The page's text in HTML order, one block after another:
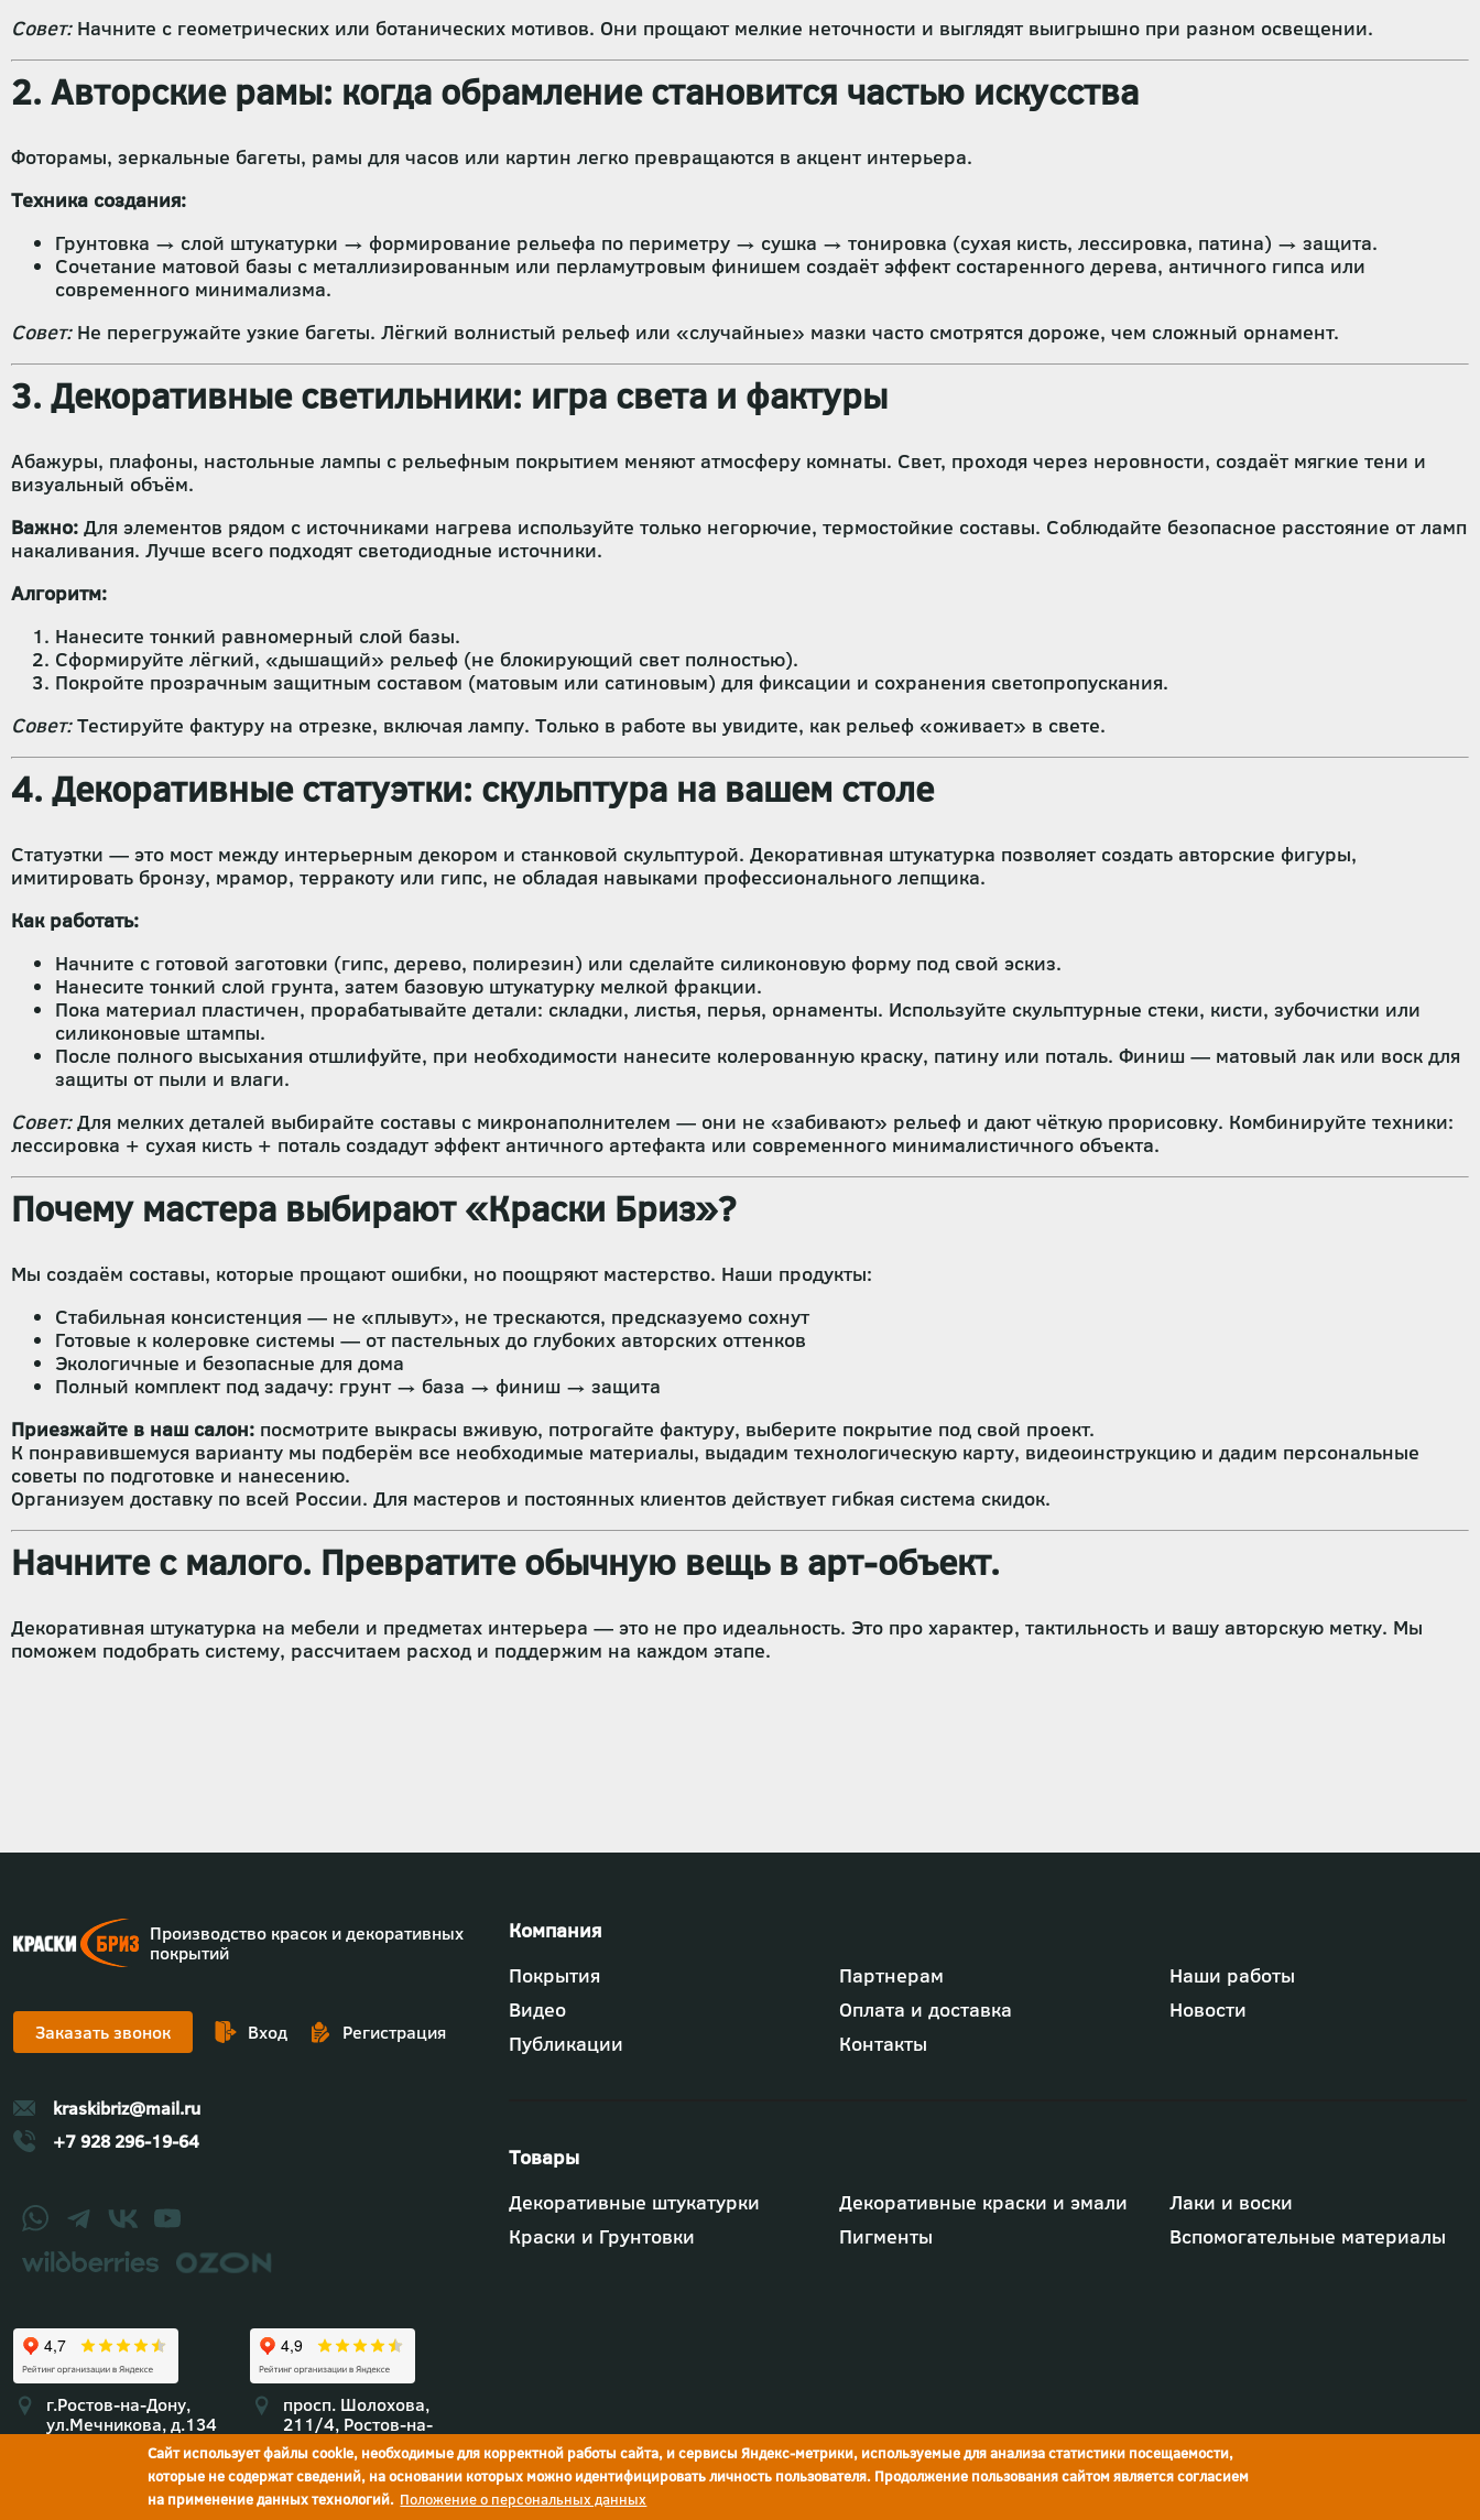
Совет:Начните с геометрических или ботанических мотивов. Они прощают мелкие неточности и выглядят выигрышно при разном освещении.
2. Авторские рамы: когда обрамление становится частью искусства
Фоторамы, зеркальные багеты, рамы для часов или картин легко превращаются в акцент интерьера.
Техника создания:
Грунтовка → слой штукатурки → формирование рельефа по периметру → сушка → тонировка (сухая кисть, лессировка, патина) → защита.
Сочетание матовой базы с металлизированным или перламутровым финишем создаёт эффект состаренного дерева, античного гипса или
современного минимализма.
Совет:Не перегружайте узкие багеты. Лёгкий волнистый рельеф или «случайные» мазки часто смотрятся дороже, чем сложный орнамент.
3. Декоративные светильники: игра света и фактуры
Абажуры, плафоны, настольные лампы с рельефным покрытием меняют атмосферу комнаты. Свет, проходя через неровности, создаёт мягкие тени и
визуальный объём.
Важно: Для элементов рядом с источниками нагрева используйте только негорючие, термостойкие составы. Соблюдайте безопасное расстояние от ламп
накаливания. Лучше всего подходят светодиодные источники.
Алгоритм:
Нанесите тонкий равномерный слой базы.
Сформируйте лёгкий, «дышащий» рельеф (не блокирующий свет полностью).
Покройте прозрачным защитным составом (матовым или сатиновым) для фиксации и сохранения светопропускания.
Совет:Тестируйте фактуру на отрезке, включая лампу. Только в работе вы увидите, как рельеф «оживает» в свете.
4. Декоративные статуэтки: скульптура на вашем столе
Статуэтки — это мост между интерьерным декором и станковой скульптурой. Декоративная штукатурка позволяет создать авторские фигуры,
имитировать бронзу, мрамор, терракоту или гипс, не обладая навыками профессионального лепщика.
Как работать:
Начните с готовой заготовки (гипс, дерево, полирезин) или сделайте силиконовую форму под свой эскиз.
Нанесите тонкий слой грунта, затем базовую штукатурку мелкой фракции.
Пока материал пластичен, прорабатывайте детали: складки, листья, перья, орнаменты. Используйте скульптурные стеки, кисти, зубочистки или
силиконовые штампы.
После полного высыхания отшлифуйте, при необходимости нанесите колерованную краску, патину или поталь. Финиш — матовый лак или воск для
защиты от пыли и влаги.
Совет:Для мелких деталей выбирайте составы с микронаполнителем — они не «забивают» рельеф и дают чёткую прорисовку. Комбинируйте техники:
лессировка + сухая кисть + поталь создадут эффект античного артефакта или современного минималистичного объекта.
Почему мастера выбирают «Краски Бриз»?
Мы создаём составы, которые прощают ошибки, но поощряют мастерство. Наши продукты:
Стабильная консистенция — не «плывут», не трескаются, предсказуемо сохнут
Готовые к колеровке системы — от пастельных до глубоких авторских оттенков
Экологичные и безопасные для дома
Полный комплект под задачу: грунт → база → финиш → защита
Приезжайте в наш салон: посмотрите выкрасы вживую, потрогайте фактуру, выберите покрытие под свой проект.
К понравившемуся варианту мы подберём все необходимые материалы, выдадим технологическую карту, видеоинструкцию и дадим персональные
советы по подготовке и нанесению.
Организуем доставку по всей России. Для мастеров и постоянных клиентов действует гибкая система скидок.
Начните с малого. Превратите обычную вещь в арт-объект.
Декоративная штукатурка на мебели и предметах интерьера — это не про идеальность. Это про характер, тактильность и вашу авторскую метку. Мы
поможем подобрать систему, рассчитаем расход и поддержим на каждом этапе.
Производство красок и декоративных
покрытий
Заказать звонок Вход Регистрация
kraskibriz@mail.ru
+7 928 296-19-64
г.Ростов-на-Дону,
ул.Мечникова, д.134
просп. Шолохова,
211/4, Ростов-на-
Дону
Футер
-
меню
"Компания"
Покрытия Партнерам
Наши работы
Видео
Оплата и доставка
Новости
Публикации
Контакты
Футер
-
меню
"Товары"
Декоративные штукатурки Декоративные краски и эмали
Лаки и воски
Краски и Грунтовки
Пигменты Вспомогательные материалы
Политика конфиденциальности
Сайт использует файлы cookie, необходимые для корректной работы сайта, и сервисы Яндекс-метрики, используемые для анализа статистики посещаемости,
которые не содержат сведений, на основании которых можно идентифицировать личность пользователя. Продолжение пользования сайтом является согласием
на применение данных технологий. Положение о персональных данных